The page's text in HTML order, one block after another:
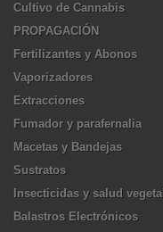
Cultivo de Cannabis
PROPAGACIÓN
Fertilizantes y Abonos
Vaporizadores
Extracciones
Fumador y parafernalia
Macetas y Bandejas
Sustratos
Insecticidas y salud vegetal
Balastros Electrónicos